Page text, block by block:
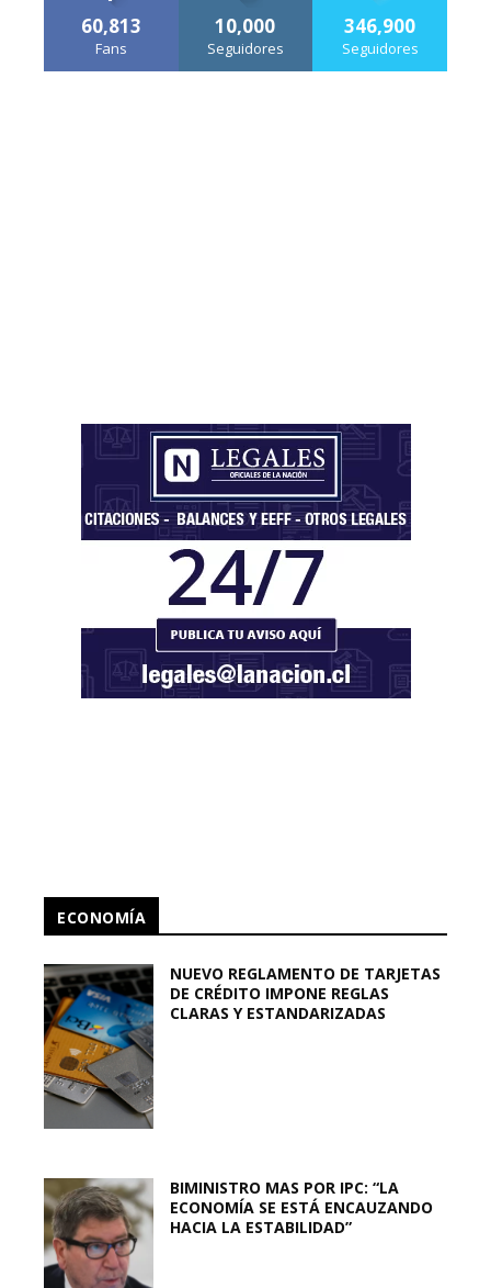
60,813
Fans
10,000
Seguidores
346,900
Seguidores
ECONOMÍA
NUEVO REGLAMENTO DE TARJETAS
DE CRÉDITO IMPONE REGLAS
CLARAS Y ESTANDARIZADAS
BIMINISTRO MAS POR IPC: “LA
ECONOMÍA SE ESTÁ ENCAUZANDO
HACIA LA ESTABILIDAD”